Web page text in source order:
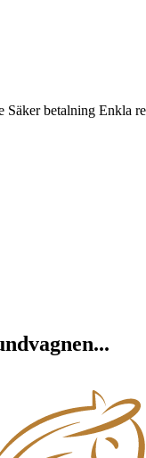
Säker betalning Enkla